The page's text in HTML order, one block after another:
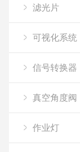
滤光片
可视化系统
信号转换器
真空角度阀
作业灯